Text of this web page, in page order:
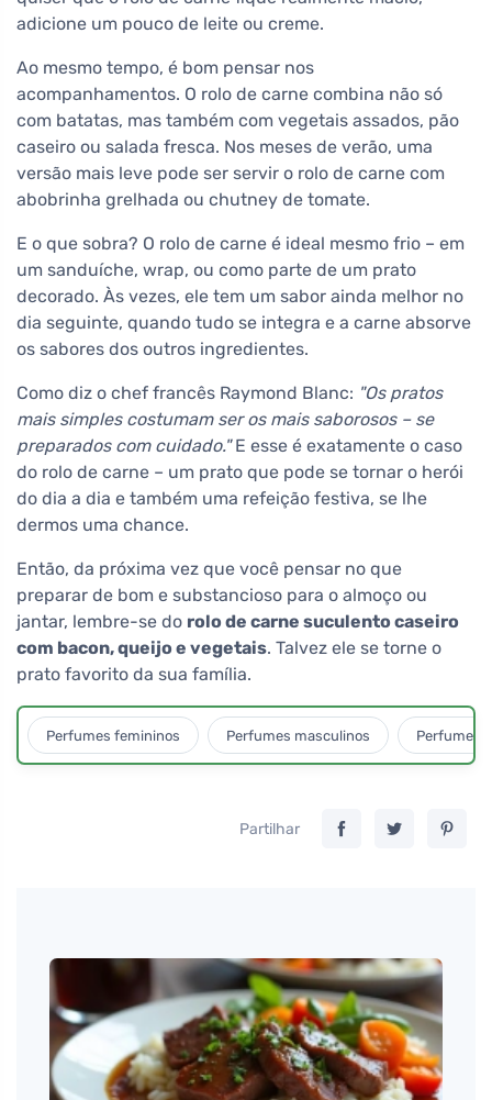
adicione um pouco de leite ou creme.
Ao mesmo tempo, é bom pensar nos
acompanhamentos. O rolo de carne combina não só
com batatas, mas também com vegetais assados, pão
caseiro ou salada fresca. Nos meses de verão, uma
versão mais leve pode ser servir o rolo de carne com
abobrinha grelhada ou chutney de tomate.
E o que sobra? O rolo de carne é ideal mesmo frio – em
um sanduíche, wrap, ou como parte de um prato
decorado. Às vezes, ele tem um sabor ainda melhor no
dia seguinte, quando tudo se integra e a carne absorve
os sabores dos outros ingredientes.
Como diz o chef francês Raymond Blanc: "Os pratos
mais simples costumam ser os mais saborosos – se
preparados com cuidado."E esse é exatamente o caso
do rolo de carne – um prato que pode se tornar o herói
do dia a dia e também uma refeição festiva, se lhe
dermos uma chance.
Então, da próxima vez que você pensar no que
preparar de bom e substancioso para o almoço ou
jantar, lembre-se do rolo de carne suculento caseiro
com bacon, queijo e vegetais. Talvez ele se torne o
prato favorito da sua família.
Perfumes femininos Perfumes masculinos Perfumes
Partilhar